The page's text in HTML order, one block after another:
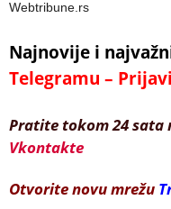
Webtribune.rs
Najnovije i
Telegramu –
Pratite tokom 24 sata
Vkontakte
Otvorite novu mrežu